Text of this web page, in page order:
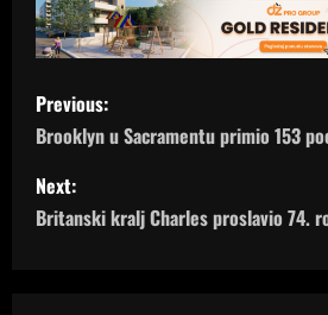
P
o
s
t
Previous:
Brooklyn u Sacramentu primio 153
Next:
Britanski kralj Charles proslavio 74.